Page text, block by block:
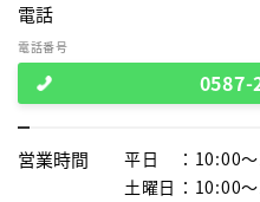
電話
電話番号
0587-
営業時間 平日
：10:00
土曜日 ：10:00